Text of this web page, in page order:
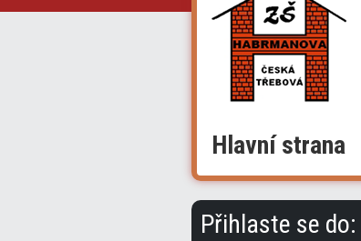
Hlavní strana
Přihlaste se do: